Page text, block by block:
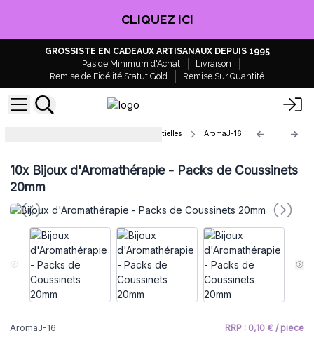
CLIQUEZ ICI
GROSSISTE EN CADEAUX ARTISANAUX DEPUIS 1995
Pas de Minimum d'Achat
Livraison
Remise de Fidélité Statut Gold
Remise Sur Quantité
Colliers Diffuseurs d'Huiles Essentielles AromaJ-16
10xBijoux d'Aromathérapie - Packs de Coussinets
20mm
AromaJ-16 RRP : 0,10 € / piece